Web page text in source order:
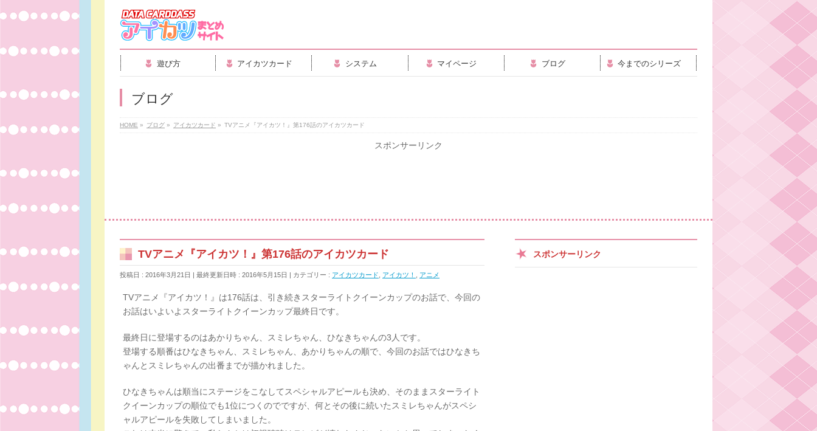
遊び方 アイカツカード システム マイページ ブログ 今までのシリーズ
ブログ
HOME » ブログ » アイカツカード » TVアニメ『アイカツ！』第176話のアイカツカード
スポンサーリンク
TVアニメ『アイカツ！』第176話のアイカツカード
投稿日 : 2016年3月21日 最終更新日時 : 2016年5月15日 カテゴリー : アイカツカード アイカツ！ アニメ
TVアニメ『アイカツ！』は176話は、引き続きスターライトクイーンカップのお話で、今回の
お話はいよいよスターライトクイーンカップ最終日です。
最終日に登場するのはあかりちゃん、スミレちゃん、ひなきちゃんの3人です。
登場する順番はひなきちゃん、スミレちゃん、あかりちゃんの順で、今回のお話ではひなきち
ゃんとスミレちゃんの出番までが描かれました。
ひなきちゃんは順当にステージをこなしてスペシャルアピールも決め、そのままスターライト
クイーンカップの順位でも1位につくのでですが、何とその後に続いたスミレちゃんがスペシ
ャルアピールを失敗してしまいました。
スポンサーリンク